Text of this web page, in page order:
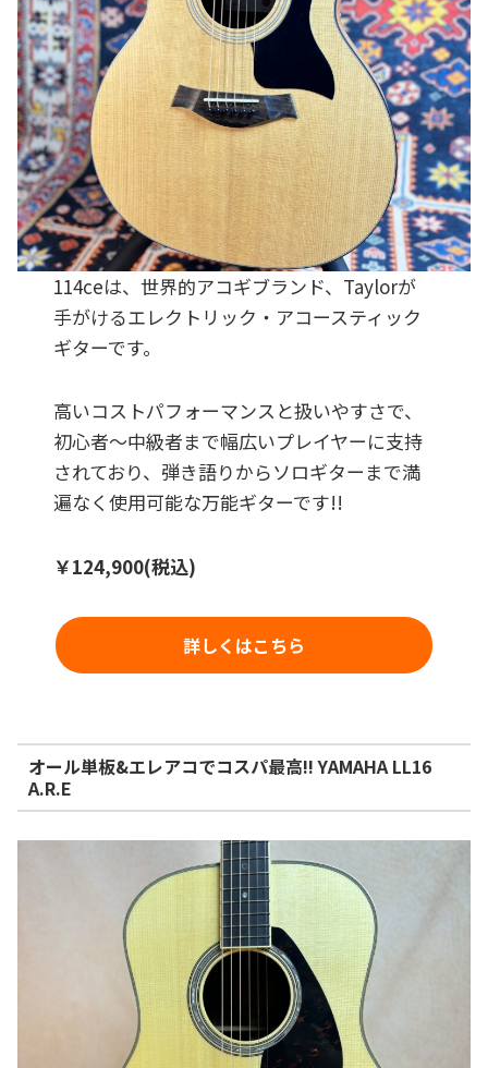
114ceは、世界的アコギブランド、Taylorが
手がけるエレクトリック・アコースティック
ギターです。
高いコストパフォーマンスと扱いやすさで、
初心者〜中級者まで幅広いプレイヤーに支持
されており、弾き語りからソロギターまで満
遍なく使用可能な万能ギターです!!
￥124,900(税込)
詳しくはこちら
オール単板&エレアコでコスパ最高!! YAMAHA LL16
A.R.E